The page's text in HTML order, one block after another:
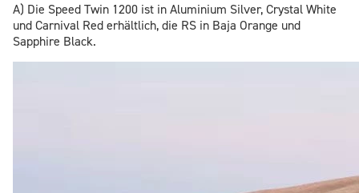
A) Die Speed Twin 1200 ist in Aluminium Silver, Crystal White
und Carnival Red erhältlich, die RS in Baja Orange und
Sapphire Black.